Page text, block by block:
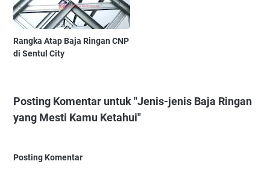
Rangka Atap Baja Ringan CNP
di Sentul City
Posting Komentar untuk "Jenis-jenis Baja Ringan
yang Mesti Kamu Ketahui"
Posting Komentar